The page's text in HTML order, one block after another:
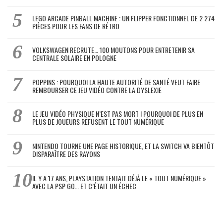
LEGO ARCADE PINBALL MACHINE : UN FLIPPER FONCTIONNEL DE 2 274
PIÈCES POUR LES FANS DE RÉTRO
VOLKSWAGEN RECRUTE… 100 MOUTONS POUR ENTRETENIR SA
CENTRALE SOLAIRE EN POLOGNE
POPPINS : POURQUOI LA HAUTE AUTORITÉ DE SANTÉ VEUT FAIRE
REMBOURSER CE JEU VIDÉO CONTRE LA DYSLEXIE
LE JEU VIDÉO PHYSIQUE N’EST PAS MORT ! POURQUOI DE PLUS EN
PLUS DE JOUEURS REFUSENT LE TOUT NUMÉRIQUE
NINTENDO TOURNE UNE PAGE HISTORIQUE, ET LA SWITCH VA BIENTÔT
DISPARAÎTRE DES RAYONS
IL Y A 17 ANS, PLAYSTATION TENTAIT DÉJÀ LE « TOUT NUMÉRIQUE »
AVEC LA PSP GO… ET C’ÉTAIT UN ÉCHEC